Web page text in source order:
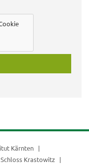
Kärnten
Schloss Krastowitz